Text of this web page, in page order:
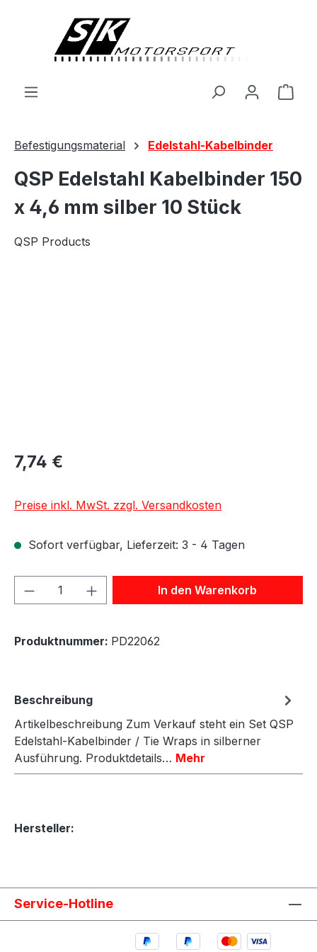
Befestigungsmaterial Edelstahl-Kabelbinder
QSP Edelstahl Kabelbinder 150
x 4,6 mm silber 10 Stück
QSP Products
7,74 €
Preise inkl. MwSt. zzgl. Versandkosten
Sofort verfügbar, Lieferzeit: 3 - 4 Tagen
Produkt Anzahl: Gib denIn den Warenkorb
Produktnummer: PD22062
Beschreibung
Artikelbeschreibung Zum Verkauf steht ein Set QSP
Edelstahl-Kabelbinder / Tie Wraps in silberner
Ausführung. Produktdetails… Mehr
Hersteller:
Service-Hotline